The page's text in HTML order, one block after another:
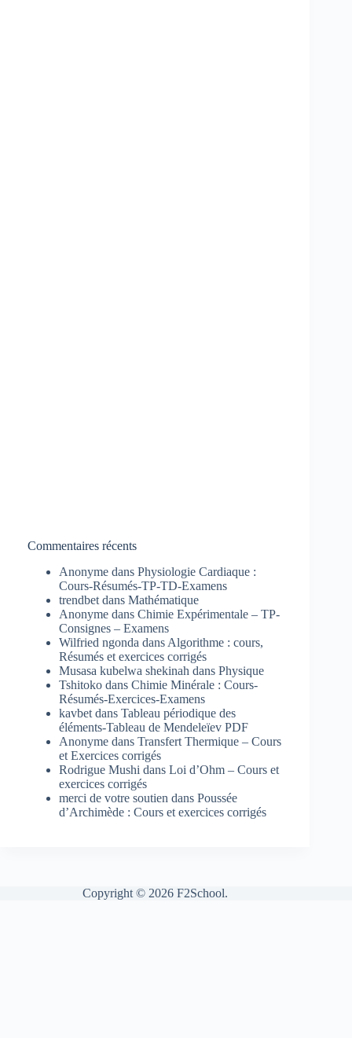
Commentaires récents
Anonyme dans Physiologie Cardiaque :
Cours-Résumés-TP-TD-Examens
trendbet dans Mathématique
Anonyme dans Chimie Expérimentale – TP-
Consignes – Examens
Wilfried ngonda dans Algorithme : cours,
Résumés et exercices corrigés
Musasa kubelwa shekinah dans Physique
Tshitoko dans Chimie Minérale : Cours-
Résumés-Exercices-Examens
kavbet dans Tableau périodique des
éléments-Tableau de Mendeleïev PDF
Anonyme dans Transfert Thermique – Cours
et Exercices corrigés
Rodrigue Mushi dans Loi d’Ohm – Cours et
exercices corrigés
merci de votre soutien dans Poussée
d’Archimède : Cours et exercices corrigés
Copyright © 2026 F2School.